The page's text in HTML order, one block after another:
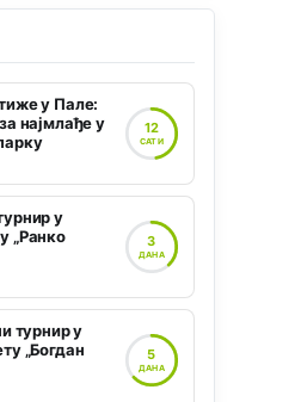
у Пале:
најмлађе у
12
САТИ
у
„Ранко
3
ДАНА
турнир у
„Богдан
5
ДАНА